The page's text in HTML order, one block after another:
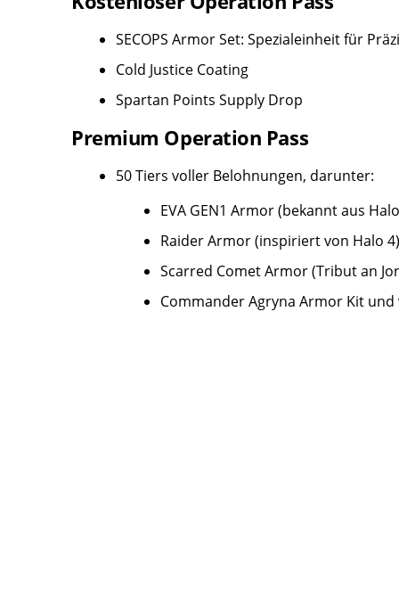
SECOPS Armor Set: Spezialeinheit für
Cold Justice Coating
Spartan Points Supply Drop
Premium Operation Pass
50 Tiers voller Belohnungen, darunter:
EVA GEN1 Armor (bekannt aus
Raider Armor (inspiriert von Halo 4)
Scarred Comet Armor (Tribut an
Commander Agryna Armor Kit